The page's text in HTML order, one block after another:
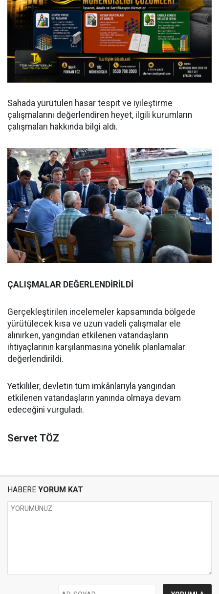
Sahada yürütülen hasar tespit ve iyileştirme
çalışmalarını değerlendiren heyet, ilgili kurumların
çalışmaları hakkında bilgi aldı.
ÇALIŞMALAR DEĞERLENDİRİLDİ
Gerçekleştirilen incelemeler kapsamında bölgede
yürütülecek kısa ve uzun vadeli çalışmalar ele
alınırken, yangından etkilenen vatandaşların
ihtiyaçlarının karşılanmasına yönelik planlamalar
değerlendirildi.
Yetkililer, devletin tüm imkânlarıyla yangından
etkilenen vatandaşların yanında olmaya devam
edeceğini vurguladı.
Servet TÖZ
HABERE YORUM KAT